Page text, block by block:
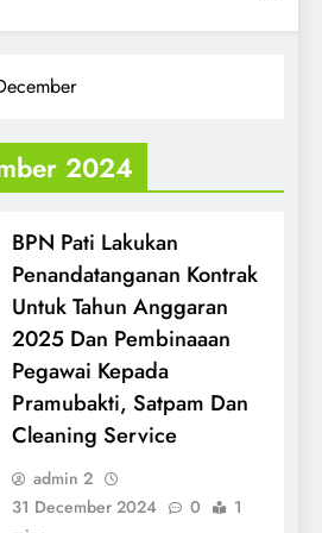
2024
BPN Pati Lakukan
Penandatanganan Kontrak
Untuk Tahun Anggaran
2025 Dan Pembinaaan
Pegawai Kepada
Pramubakti, Satpam Dan
Cleaning Service
admin 2
31 December 2024
0
1